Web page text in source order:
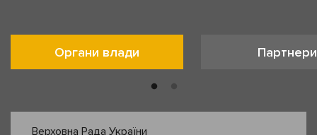
Органи влади Партнери
Верховна Рада України